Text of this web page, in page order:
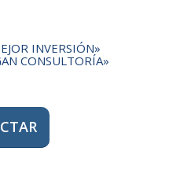
INVERSIÓN»
CONSULTORÍA»